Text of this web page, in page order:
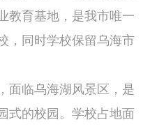
教育基地，是我市唯一
，同时学校保留乌海市
面临乌海湖风景区，是
式的校园。学校占地面